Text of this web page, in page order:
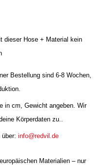
dieser Hose + Material kein
Bestellung sind 6-8 Wochen,
in cm, Gewicht angeben. Wir
Körperdaten zu..
über: info@redvil.de
Materialien – nur